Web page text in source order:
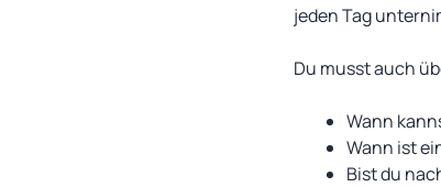
jeden Tag
Du musst auch
Wann
Wann ist
Bist du